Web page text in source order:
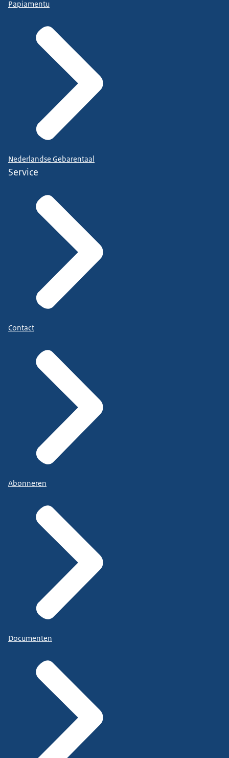
Papiamentu
Nederlandse Gebarentaal
Service
Contact
Abonneren
Documenten